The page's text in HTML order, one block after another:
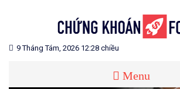
CHỨNG KHOÁN FOREX
Blog chia sẻ về Chứng Khoán và Forex
9 Tháng Tám, 2026 12:28 chiều
Menu